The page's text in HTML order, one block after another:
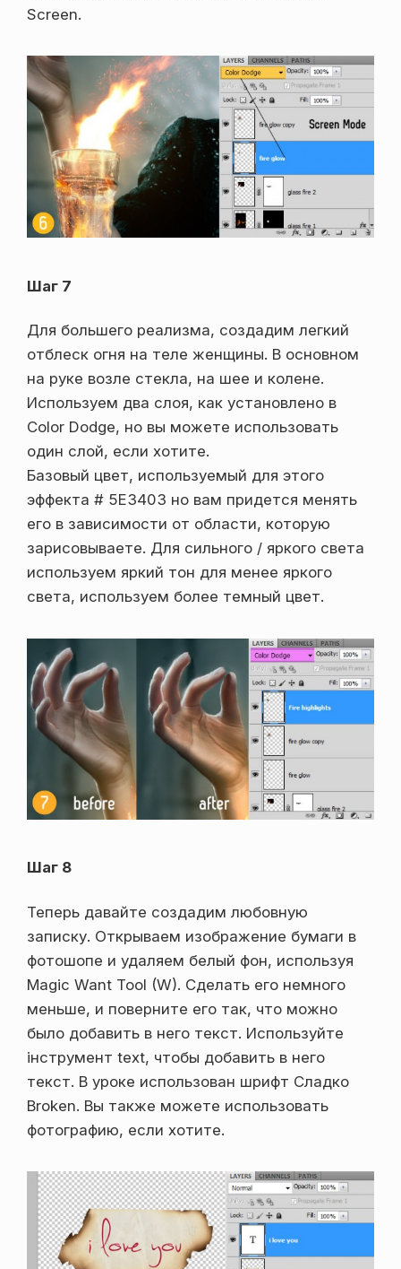
Screen.
Шаг 7
Для большего реализма, создадим легкий
отблеск огня на теле женщины. В основном
на руке возле стекла, на шее и колене.
Используем два слоя, как установлено в
Color Dodge, но вы можете использовать
один слой, если хотите.
Базовый цвет, используемый для этого
эффекта # 5E3403 но вам придется менять
его в зависимости от области, которую
зарисовываете. Для сильного / яркого света
используем яркий тон для менее яркого
света, используем более темный цвет.
Шаг 8
Теперь давайте создадим любовную
записку. Открываем изображение бумаги в
фотошопе и удаляем белый фон, используя
Magic Want Tool (W). Сделать его немного
меньше, и поверните его так, что можно
было добавить в него текст. Используйте
інструмент text, чтобы добавить в него
текст. В уроке использован шрифт Сладко
Broken. Вы также можете использовать
фотографию, если хотите.